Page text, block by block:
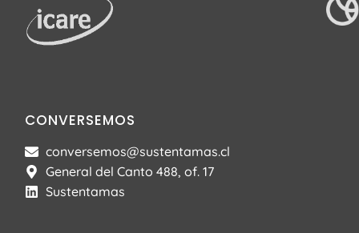
CONVERSEMOS
conversemos@sustentamas.cl
General del Canto 488, of. 17
Sustentamas